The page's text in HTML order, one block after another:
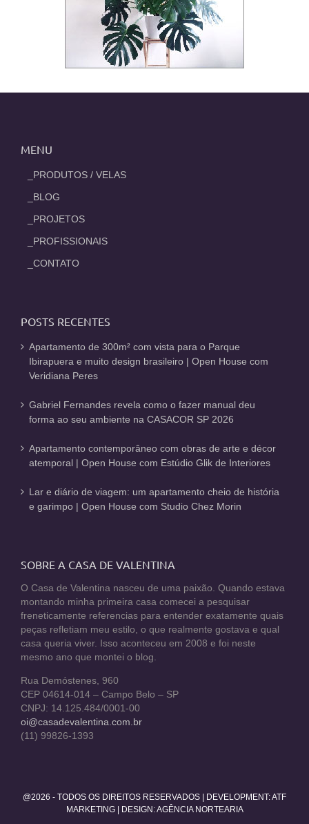
MENU
_PRODUTOS / VELAS
_BLOG
_PROJETOS
_PROFISSIONAIS
_CONTATO
POSTS RECENTES
Apartamento de 300m² com vista para o Parque
Ibirapuera e muito design brasileiro | Open House com
Veridiana Peres
Gabriel Fernandes revela como o fazer manual deu
forma ao seu ambiente na CASACOR SP 2026
Apartamento contemporâneo com obras de arte e décor
atemporal | Open House com Estúdio Glik de Interiores
Lar e diário de viagem: um apartamento cheio de história
e garimpo | Open House com Studio Chez Morin
SOBRE A CASA DE VALENTINA
O Casa de Valentina nasceu de uma paixão. Quando estava
montando minha primeira casa comecei a pesquisar
freneticamente referencias para entender exatamente quais
peças refletiam meu estilo, o que realmente gostava e qual
casa queria viver. Isso aconteceu em 2008 e foi neste
mesmo ano que montei o blog.
Rua Demóstenes, 960
CEP 04614-014 – Campo Belo – SP
CNPJ: 14.125.484/0001-00
oi@casadevalentina.com.br
(11) 99826-1393
@2026 - TODOS OS DIREITOS RESERVADOS | DEVELOPMENT:ATF
MARKETING| DESIGN: AGÊNCIA NORTEARIA